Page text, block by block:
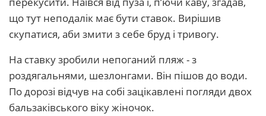
що тут неподалік має бути ставок. Вирішив
скупатися, аби змити з себе бруд і тривогу.
На ставку зробили непоганий пляж - з
роздягальнями, шезлонгами. Він пішов до води.
По дорозі відчув на собі зацікавлені погляди двох
бальзаківського віку жіночок.